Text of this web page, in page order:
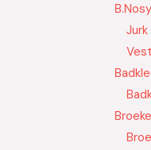
B.Nosy
Jurk
Vest